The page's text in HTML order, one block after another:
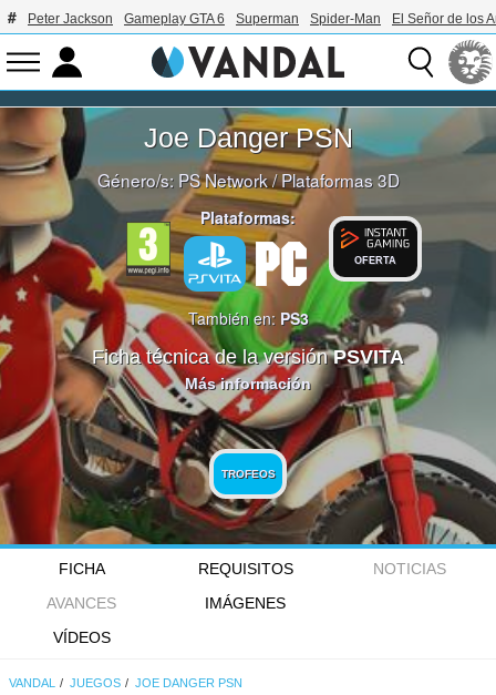
Peter Jackson Gameplay GTA 6 Superman Spider-Man El Señor de los
Joe Danger PSN
Género/s: PS Network/Plataformas 3D
Plataformas:
OFERTA
También en: PS3
Ficha técnica de la versiónPSVITA
Más información
TROFEOS
FICHA REQUISITOS
NOTICIAS
AVANCES
IMÁGENES
VÍDEOS
VANDAL JUEGOS JOE DANGER PSN